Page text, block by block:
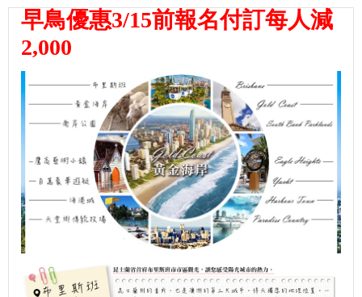
早鳥優惠3/15前報名付訂每人減
2,000